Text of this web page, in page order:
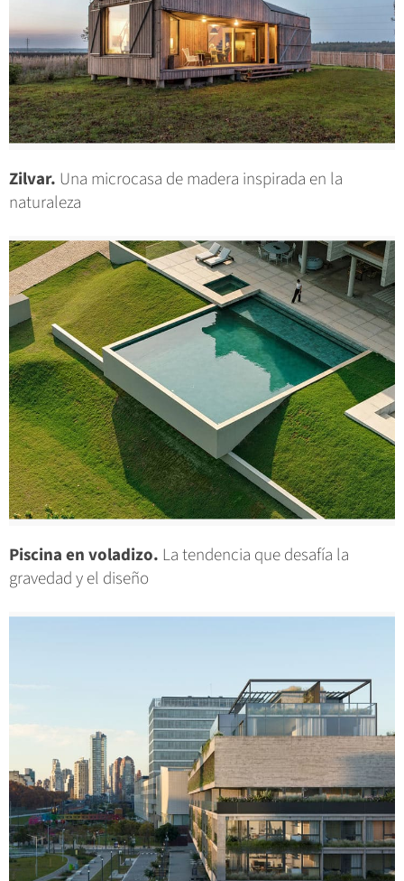
Zilvar. Una microcasa de madera inspirada en la
naturaleza
Piscina en voladizo. La tendencia que desafía la
gravedad y el diseño